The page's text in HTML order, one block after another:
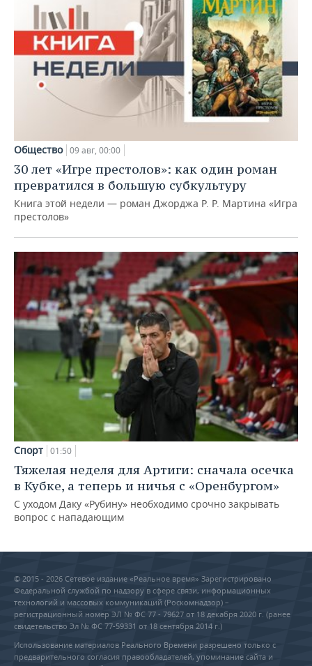
Общество 09 авг, 00:00
30 лет «Игре престолов»: как один роман
превратился в большую субкультуру
Книга этой недели — роман Джорджа Р. Р. Мартина «Игра
престолов»
Спорт 01:50
Тяжелая неделя для Артиги: сначала осечка
в Кубке, а теперь и ничья с «Оренбургом»
С уходом Даку «Рубину» необходимо срочно закрывать
вопрос с нападающим
© 2015 - 2026 Сетевое издание «Реальное время» Зарегистрировано
Федеральной службой по надзору в сфере связи, информационных
технологий и массовых коммуникаций (Роскомнадзор) –
регистрационный номер ЭЛ № ФС 77 - 79627 от 18 декабря 2020 г. (ранее
свидетельство Эл № ФС 77-59331 от 18 сентября 2014 г.)
Использование материалов Реального Времени разрешено только с
предварительного согласия правообладателей, упоминание сайта и